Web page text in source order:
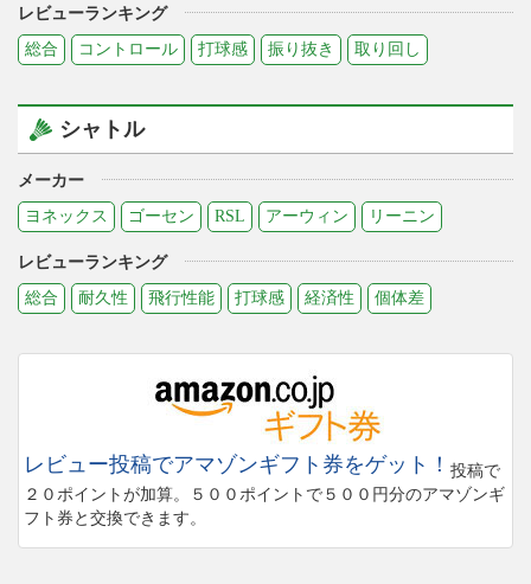
レビューランキング
総合
コントロール 打球感 振り抜き 取り回し
シャトル
メーカー
ヨネックス
ゴーセン RSL アーウィン リーニン
レビューランキング
総合
耐久性 飛行性能 打球感 経済性 個体差
レビュー投稿でアマゾンギフト券をゲット！ 投稿で
２０ポイントが加算。５００ポイントで５００円分のアマゾンギ
フト券と交換できます。